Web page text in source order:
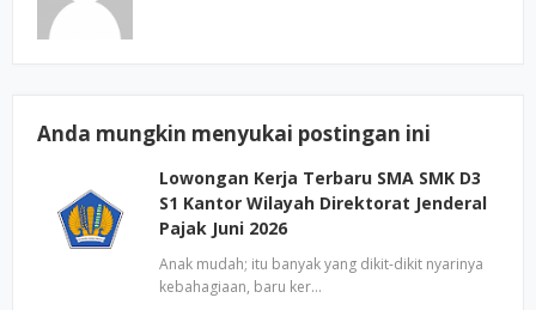
Anda mungkin menyukai postingan ini
Lowongan Kerja Terbaru SMA SMK D3
S1 Kantor Wilayah Direktorat Jenderal
Pajak Juni 2026
Anak mudah; itu banyak yang dikit-dikit nyarinya
kebahagiaan, baru ker…